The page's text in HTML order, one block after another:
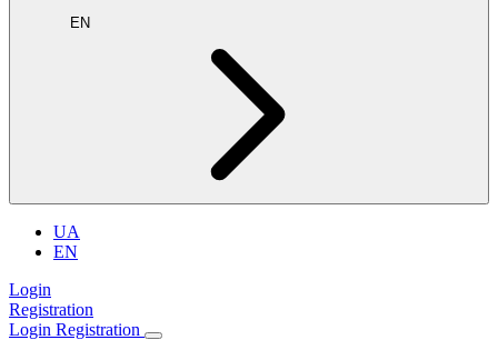
EN
UA
EN
Login
Registration
Login Registration